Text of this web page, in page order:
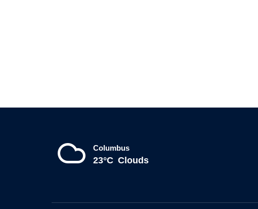
Columbus
23°C Clouds